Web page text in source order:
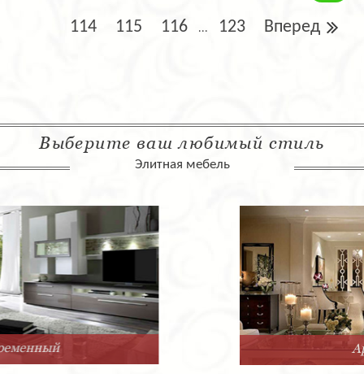
114 115 116 ... 123 Вперед
Выберите ваш любимый стиль
Элитная мебель